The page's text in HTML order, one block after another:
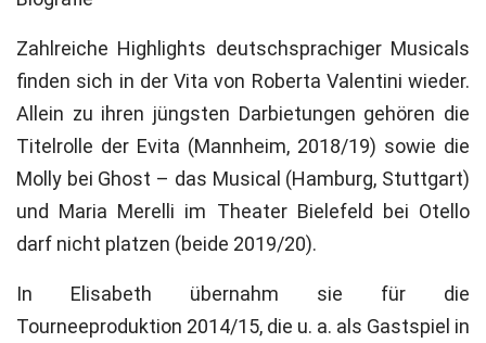
Zahlreiche Highlights deutschsprachiger Musicals
finden sich in der Vita von Roberta Valentini wieder.
Allein zu ihren jüngsten Darbietungen gehören die
Titelrolle der Evita (Mannheim, 2018/19) sowie die
Molly bei Ghost – das Musical (Hamburg, Stuttgart)
und Maria Merelli im Theater Bielefeld bei Otello
darf nicht platzen (beide 2019/20).
In Elisabeth übernahm sie für die
Tourneeproduktion 2014/15, die u. a. als Gastspiel in